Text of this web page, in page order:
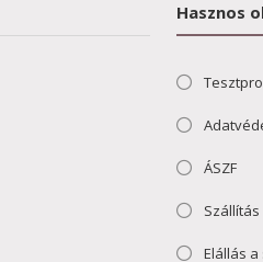
Hasznos
ÁSZF
Szállítás
Elállás